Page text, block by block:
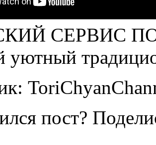
СЕРВИС
уютный
пост?